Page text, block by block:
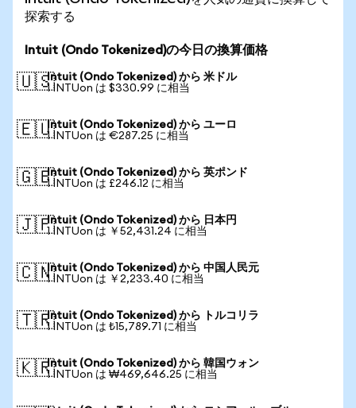
探索する
Intuit (Ondo Tokenized)の今日の換算価格
🇺🇸Intuit (Ondo Tokenized) から 米ドル
1 INTUon は $330.99 に相当
🇪🇺Intuit (Ondo Tokenized) から ユーロ
1 INTUon は €287.25 に相当
🇬🇧Intuit (Ondo Tokenized) から 英ポンド
1 INTUon は £246.12 に相当
🇯🇵Intuit (Ondo Tokenized) から 日本円
1 INTUon は ￥52,431.24 に相当
🇨🇳Intuit (Ondo Tokenized) から 中国人民元
1 INTUon は ￥2,233.40 に相当
🇹🇷Intuit (Ondo Tokenized) から トルコリラ
1 INTUon は ₺15,789.71 に相当
🇰🇷Intuit (Ondo Tokenized) から 韓国ウォン
1 INTUon は ₩469,646.25 に相当